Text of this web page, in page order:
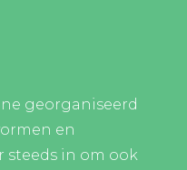
georganiseerd
en
steeds in om ook